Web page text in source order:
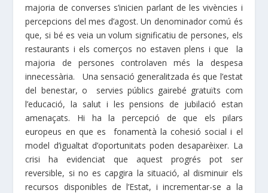
majoria de converses s’inicien parlant de les vivències i
percepcions del mes d’agost. Un denominador comú és
que, si bé es veia un volum significatiu de persones, els
restaurants i els comerços no estaven plens i que la
majoria de persones controlaven més la despesa
innecessària. Una sensació generalitzada és que l’estat
del benestar, o servies públics gairebé gratuïts com
l’educació, la salut i les pensions de jubilació estan
amenaçats. Hi ha la percepció de que els pilars
europeus en que es fonamentà la cohesió social i el
model d’igualtat d’oportunitats poden desaparèixer. La
crisi ha evidenciat que aquest progrés pot ser
reversible, si no es capgira la situació, al disminuir els
recursos disponibles de l’Estat, i incrementar-se a la